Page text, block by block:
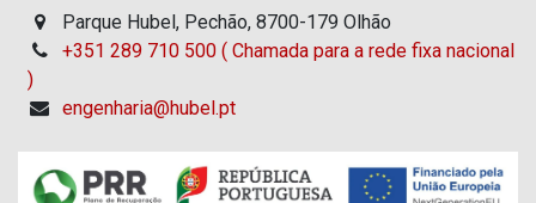
Parque Hubel, Pechão, 8700-179 Olhão
+351 289 710 500 ( Chamada para a rede fixa nacional
)
engenharia@hubel.pt